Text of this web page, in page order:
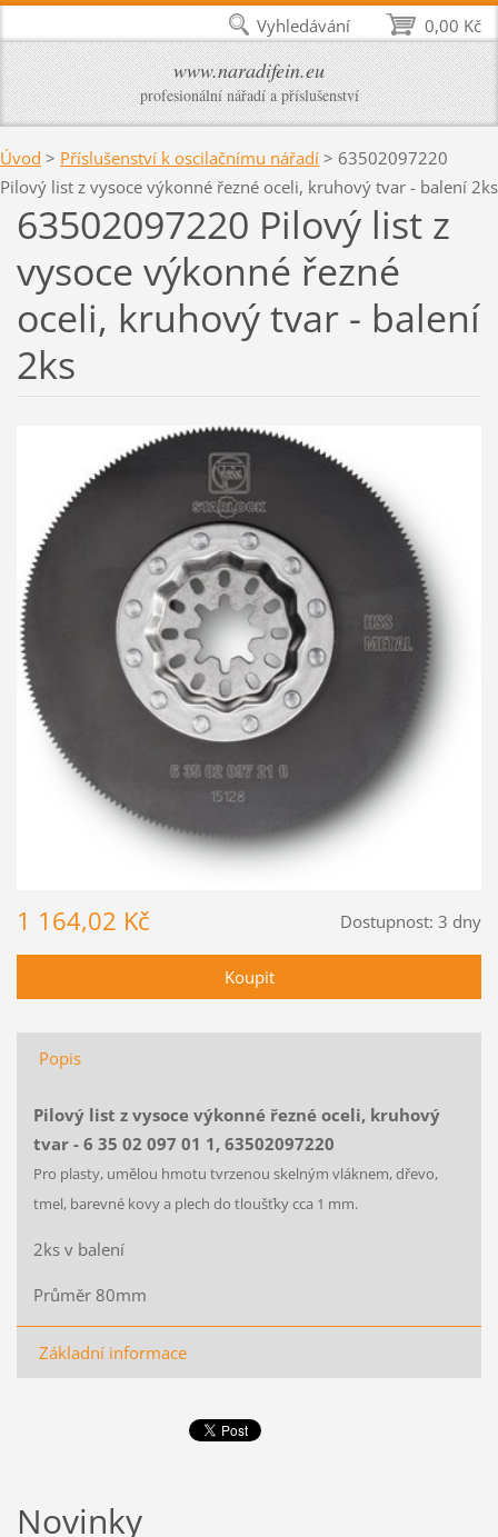
www.naradifein.eu
profesionální nářadí a příslušenství
Úvod > Příslušenství k oscilačnímu nářadí > 63502097220
Pilový list z vysoce výkonné řezné oceli, kruhový tvar - balení 2ks
63502097220 Pilový list z
vysoce výkonné řezné
oceli, kruhový tvar - balení
2ks
Dostupnost: 3 dny
1 164,02 Kč
Popis
Pilový list z vysoce výkonné řezné oceli, kruhový
tvar - 6 35 02 097 01 1, 63502097220
Pro plasty, umělou hmotu tvrzenou skelným vláknem, dřevo,
tmel, barevné kovy a plech do tloušťky cca 1 mm.
2ks v balení
Průměr 80mm
Základní informace
Novinky
0,00 Kč
Vyhledávání